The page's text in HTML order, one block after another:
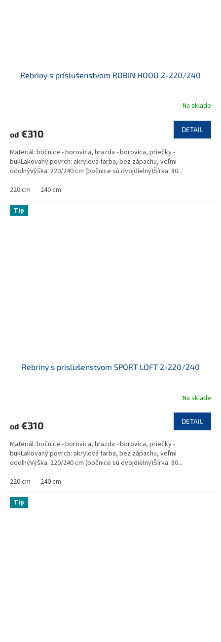
Rebriny s príslušenstvom ROBIN HOOD 2-220/240
Na sklade
od €310 DETAIL
Materiál: bočnice - borovica, hrazda - borovica, priečky -
bukLakovaný povrch: akrylová farba, bez zápachu, veľmi
odolnýVýška: 220/240 cm (bočnice sú dvojdielny)Šírka: 80...
220 cm
240 cm
Tip
Rebriny s príslušenstvom SPORT LOFT 2-220/240
Na sklade
od €310 DETAIL
Materiál: bočnice - borovica, hrazda - borovica, priečky -
bukLakovaný povrch: akrylová farba, bez zápachu, veľmi
odolnýVýška: 220/240 cm (bočnice sú dvojdielny)Šírka: 80...
220 cm
240 cm
Tip